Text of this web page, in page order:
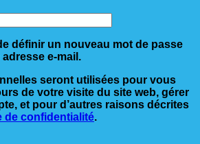
définir un nouveau mot de passe
e-mail.
seront utilisées pour vous
de votre visite du site web, gérer
et pour d’autres raisons décrites
de confidentialité.